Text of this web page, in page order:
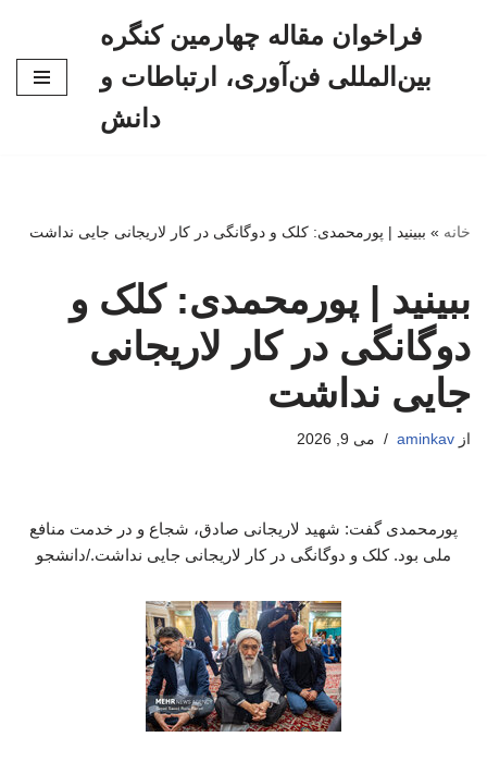
فراخوان مقاله چهارمین کنگره
بین‌المللی فن‌آوری، ارتباطات و
دانش
خانه » ببینید | پورمحمدی: کلک و دوگانگی در کار لاریجانی جایی نداشت
ببینید | پورمحمدی: کلک و
دوگانگی در کار لاریجانی
جایی نداشت
از aminkav می 9, 2026
پورمحمدی گفت: شهید لاریجانی صادق، شجاع و در خدمت منافع
ملی بود. کلک و دوگانگی در کار لاریجانی جایی نداشت./دانشجو